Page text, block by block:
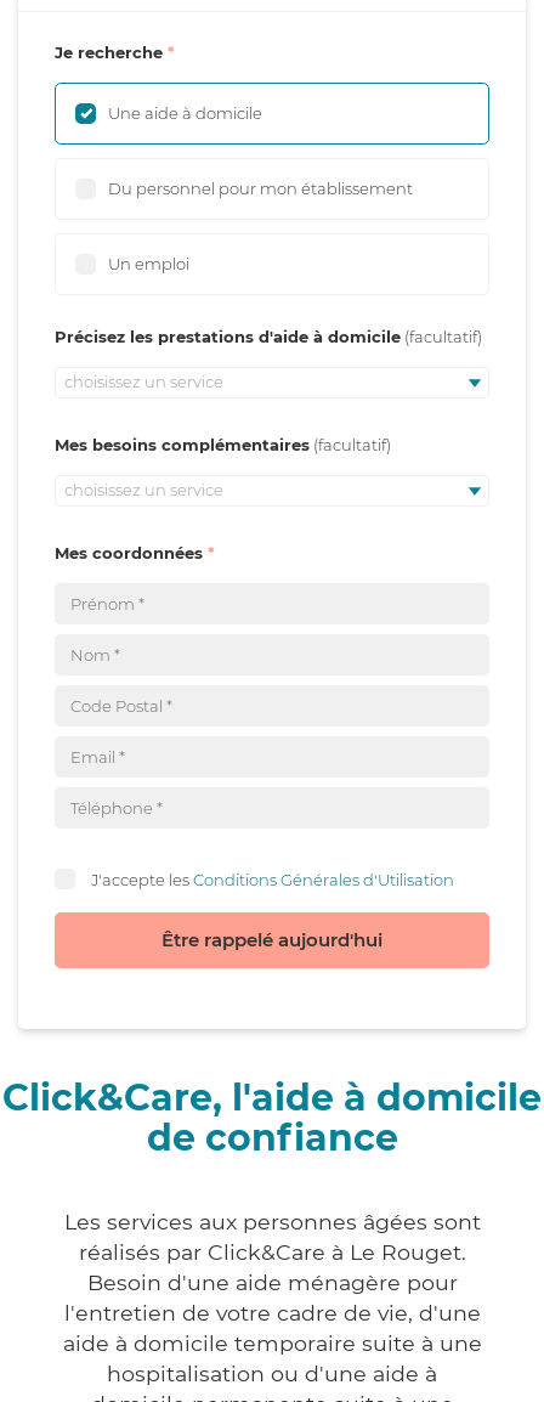
Je recherche
Une aide à domicile
Du personnel pour mon établissement
Un emploi
Précisez les prestations d'aide à domicile
choisissez un service
Mes besoins complémentaires
choisissez un service
Mes coordonnées
J'accepte lesConditions Générales d'Utilisation
Être rappelé aujourd'hui
Click&Care, l'aide à domicile
de confiance
Les services aux personnes âgées sont
réalisés par Click&Care à Le Rouget.
Besoin d'une aide ménagère pour
l'entretien de votre cadre de vie, d'une
aide à domicile temporaire suite à une
hospitalisation ou d'une aide à